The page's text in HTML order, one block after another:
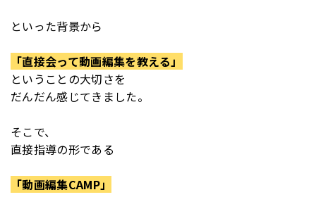
といった背景から
「直接会って動画編集を教える」
ということの大切さを
だんだん感じてきました。
そこで、
直接指導の形である
「動画編集CAMP」